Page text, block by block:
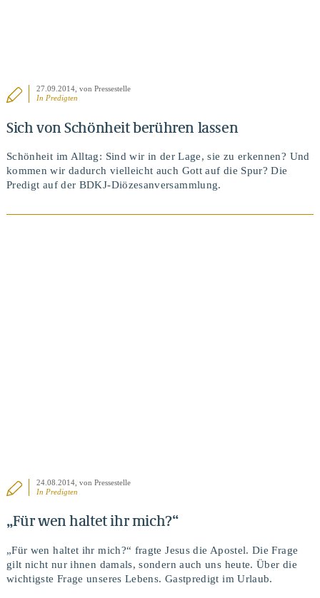
27.09.2014 , von Pressestelle
In Predigten
Sich von Schönheit berühren lassen
Schönheit im Alltag: Sind wir in der Lage, sie zu erkennen? Und
kommen wir dadurch vielleicht auch Gott auf die Spur? Die
Predigt auf der BDKJ-Diözesanversammlung.
24.08.2014 , von Pressestelle
In Predigten
„Für wen haltet ihr mich?“
„Für wen haltet ihr mich?“ fragte Jesus die Apostel. Die Frage
gilt nicht nur ihnen damals, sondern auch uns heute. Über die
wichtigste Frage unseres Lebens. Gastpredigt im Urlaub.